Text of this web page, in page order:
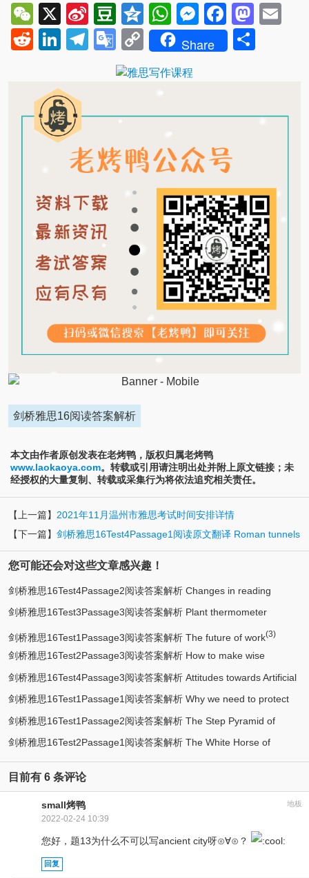
WeChat
X
Sina
Weibo
Douban
QzoneWhatsApp
Messenger
RedditLinkedIn
Telegram
Google
Translate
Copy
Link
Share
剑桥雅思16阅读答案解析
本文由作者原创发表在老烤鸭，版权归属老烤鸭
www.laokaoya.com。转载或引用请注明出处并附上原文链接；未
经授权的大量复制、转载或采集行为将依法追究相关责任。
【上一篇】 2021年11月温州市雅思考试时间安排详情
【下一篇】 剑桥雅思16Test4Passage1阅读原文翻译 Roman tunnels
您可能还会对这些文章感兴趣！
剑桥雅思16Test4Passage2阅读答案解析 Changes in reading
habits(7)
剑桥雅思16Test3Passage3阅读答案解析 Plant thermometer
triggers springtime growth(4)
剑桥雅思16Test1Passage3阅读答案解析 The future of work(3)
剑桥雅思16Test2Passage3阅读答案解析 How to make wise
decisions(3)
剑桥雅思16Test4Passage3阅读答案解析 Attitudes towards Artificial
Intelligence(2)
剑桥雅思16Test1Passage1阅读答案解析 Why we need to protect
polar bears
剑桥雅思16Test1Passage2阅读答案解析 The Step Pyramid of
Djoser
剑桥雅思16Test2Passage1阅读答案解析 The White Horse of
目前有 6 条评论
地板
small烤鸭
2022-02-24 10:39
您好，题13为什么不可以写ancient city呀⊙∀⊙？
回复